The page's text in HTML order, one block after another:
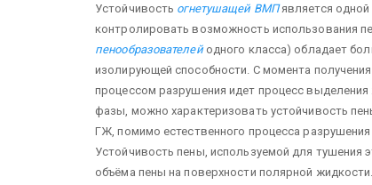
Устойчивость огнетушащей ВМПявляется одной
контролировать возможность использования
пенообразователейодного класса) обладает
изолирующей способности. С момента
процессом разрушения идет процесс
фазы, можно характеризовать устойчивость
ГЖ, помимо естественного процесса
Устойчивость пены, используемой для тушения
объёма пены на поверхности полярной жидкости.